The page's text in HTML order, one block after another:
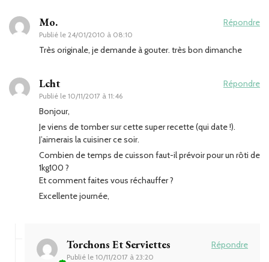
Mo.
Publié le 24/01/2010 à 08:10
Répondre
Très originale, je demande à gouter. très bon dimanche
Lcht
Publié le 10/11/2017 à 11:46
Répondre
Bonjour,
Je viens de tomber sur cette super recette (qui date !).
J’aimerais la cuisiner ce soir.
Combien de temps de cuisson faut-il prévoir pour un rôti de
1kg100 ?
Et comment faites vous réchauffer ?
Excellente journée,
Torchons Et Serviettes
Publié le 10/11/2017 à 23:20
Répondre